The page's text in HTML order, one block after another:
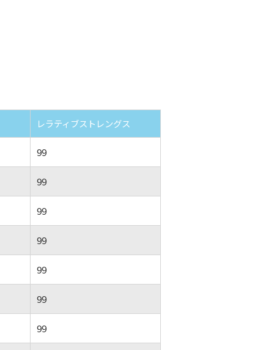
レラティブストレングス
99
99
99
99
99
99
99